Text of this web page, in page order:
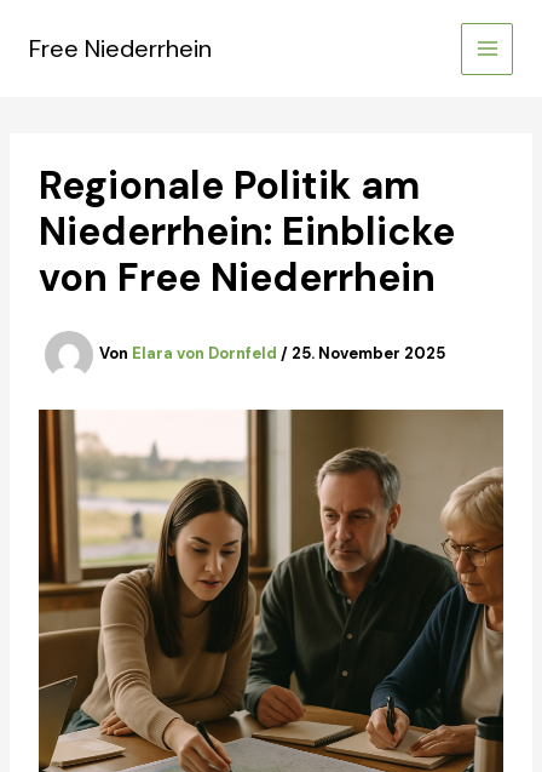
InhaltFree Niederrhein
Regionale Politik am
Niederrhein: Einblicke
von Free Niederrhein
Von Elara von Dornfeld / 25. November 2025